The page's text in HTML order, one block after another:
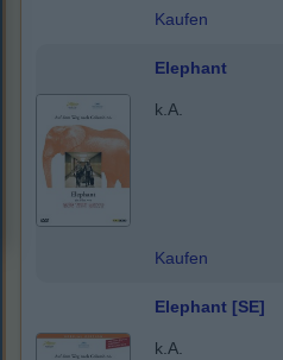
Kaufen
Elephant
k.A.
Kaufen
Elephant [SE]
k.A.